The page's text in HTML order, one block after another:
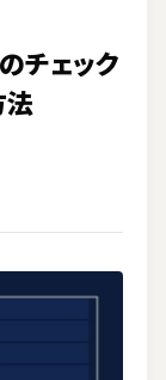
チェック
法